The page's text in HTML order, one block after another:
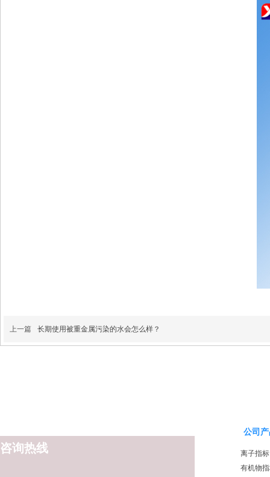
上一篇 长期使用被重金属污染的水会怎么样？
咨询热线
公司
离子指标
有机物